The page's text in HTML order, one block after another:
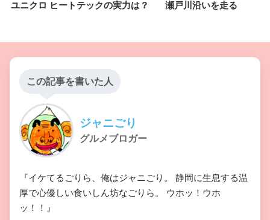
ユニクロ ヒートテックの実力は？ 瀬戸川沿いを走る
この記事を書いた人
ジャニごり
グルメブロガー
『イケてるごりら、俺はジャニごり。 静岡に生息する温
厚で心優しい食いしん坊なごりら。 ウホッ！ウホ
ッ！！』